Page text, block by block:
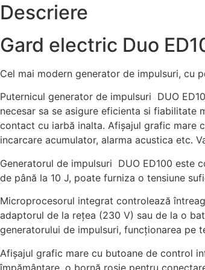
Descriere
Gard electric Duo
Cel mai modern generator de impulsuri, cu
Puternicul generator de impulsuri DUO
necesar sa se asigure eficienta si fiabilitate
contact cu iarbă inalta. Afișajul grafic mare
incarcare acumulator, alarma acustica etc.
Generatorul de impulsuri DUO ED100 este
de până la 10 J, poate furniza o tensiune
Microprocesorul integrat controlează
adaptorul de la rețea (230 V) sau de la o
generatorului de impulsuri, funcționarea pe
Afișajul grafic mare cu butoane de control
împământare, o bornă roșie pentru